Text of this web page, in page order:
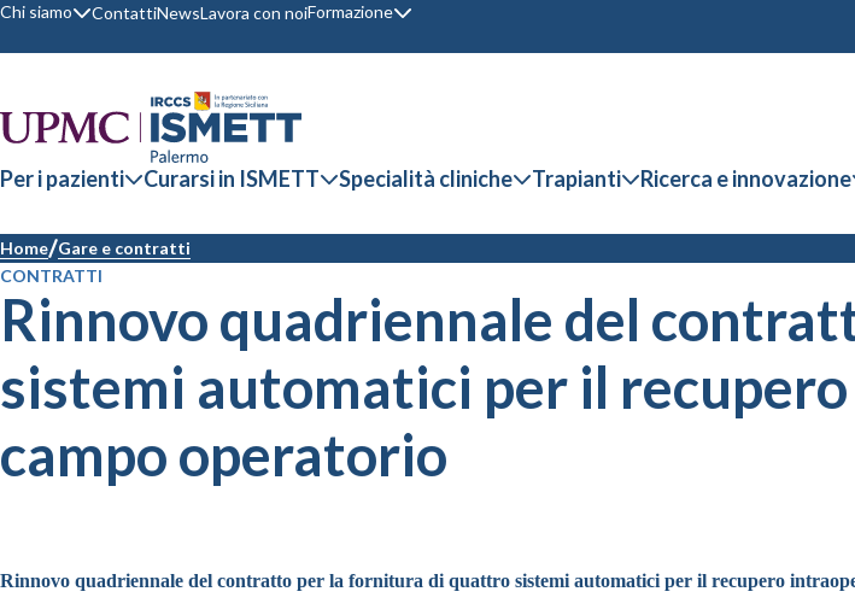
Chi siamo ContattiNewsLavora con noiFormazione
Per i pazienti Curarsi in ISMETT Specialità cliniche Trapianti Ricerca e innovazione
Home Gare e contratti
CONTRATTI
Rinnovo quadriennale del
sistemi automatici per il
campo operatorio
Rinnovo quadriennale del contratto per la fornitura di quattro sistemi automatici per il recupero